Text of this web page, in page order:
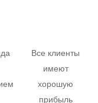
Все клиенты
имеют
хорошую
прибыль